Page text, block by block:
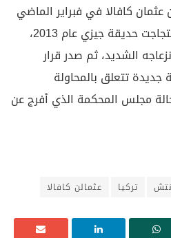
كافالا في فبراير الماضي
وتبرئته من تهمة إشعال احتجاجت حديقة جيزي عام 2013،
الشديد، ثم صدر قرار
جديدة تتعلق بالمحاولة
في 2016، وتم إحالة مجلس المحكمة الذي أفرج عن
تركيا عثمالن كافالا